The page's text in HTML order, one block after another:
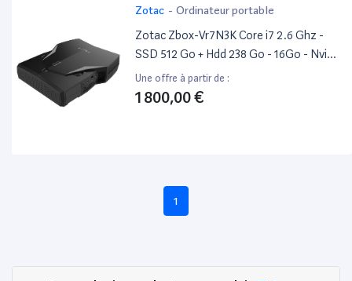
Zotac - Ordinateur portable
Zotac Zbox-Vr7N3K Core i7 2.6 Ghz -
SSD 512 Go + Hdd 238 Go - 16Go - Nvidia
Quadro Rtx 3000
Une offre à partir de :
1 800,00 €
1